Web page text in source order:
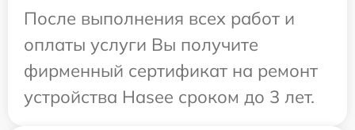
После выполнения всех работ и
оплаты услуги Вы получите
фирменный сертификат на ремонт
устройства Hasee сроком до 3 лет.